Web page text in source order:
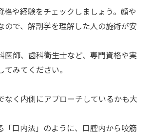
格や経験をチェックしましょう。顔や
ので、解剖学を理解した人の施術が安
医師、歯科衛生士など、専門資格や実
みてください。
なく内側にアプローチしているかも大
「口内法」のように、口腔内から咬筋